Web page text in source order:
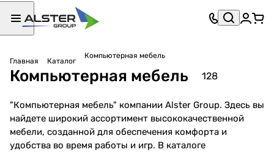
Главная Каталог
Компьютерная мебель
Компьютерная мебель 128
"Компьютерная мебель" компании Alster Group. Здесь вы
найдете широкий ассортимент высококачественной
мебели, созданной для обеспечения комфорта и
удобства во время работы и игр. В каталоге